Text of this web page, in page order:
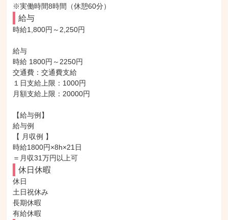
※実働時間8時間（休憩60分）
給与
時給1,800円～2,250円
給与
時給 1800円～2250円
交通費：交通費支給
１日支給上限：1000円
月額支給上限：20000円
【給与例】
給与例
【 月収例 】
時給1800円×8h×21日
＝月収31万円以上可
休日休暇
休日
土日祝休み
長期休暇
有給休暇